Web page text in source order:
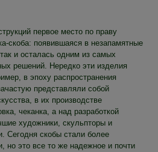
первое место по праву
скоба: появившаяся в незапамятные
и осталась одним из самых
решений. Нередко эти изделия
в эпоху распространения
представляли собой
в их производстве
чеканка, а над разработкой
художники, скульпторы и
Сегодня скобы стали более
но это все то же надежное и почти